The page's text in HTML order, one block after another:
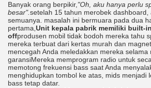
Banyak orang berpikir,"Oh, aku hanya perlu
besar".setelah 15 tahun merobek dashboard,
semuanya. masalah ini bermuara pada dua
pertama,Unit kepala pabrik memiliki built-
offprodusen mobil tidak bodoh mereka tahu
mereka terbuat dari kertas murah dan
mencegah Anda meledakkan mereka selama
garansiMereka memprogram radio untuk
memotong frekuensi bass saat Anda
menghidupkan tombol ke atas, mids menjadi
bass tetap datar.